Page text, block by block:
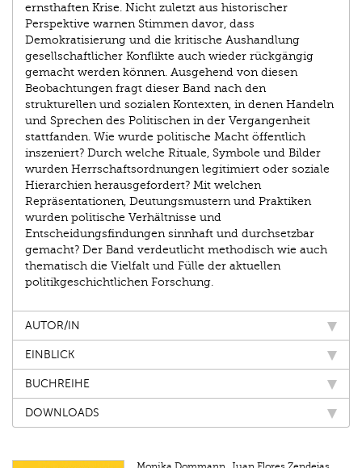
ernsthaften Krise. Nicht zuletzt aus historischer
Perspektive warnen Stimmen davor, dass
Demokratisierung und die kritische Aushandlung
gesellschaftlicher Konflikte auch wieder rückgängig
gemacht werden können. Ausgehend von diesen
Beobachtungen fragt dieser Band nach den
strukturellen und sozialen Kontexten, in denen Handeln
und Sprechen des Politischen in der Vergangenheit
stattfanden. Wie wurde politische Macht öffentlich
inszeniert? Durch welche Rituale, Symbole und Bilder
wurden Herrschaftsordnungen legitimiert oder soziale
Hierarchien herausgefordert? Mit welchen
Repräsentationen, Deutungsmustern und Praktiken
wurden politische Verhältnisse und
Entscheidungsfindungen sinnhaft und durchsetzbar
gemacht? Der Band verdeutlicht methodisch wie auch
thematisch die Vielfalt und Fülle der aktuellen
politikgeschichtlichen Forschung.
AUTOR/IN
EINBLICK
BUCHREIHE
DOWNLOADS